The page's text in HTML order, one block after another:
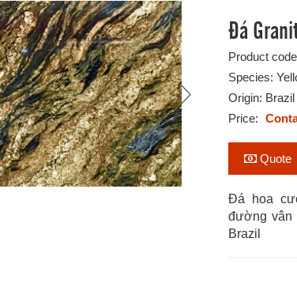
Đá
Product
Species:
Origin: Brazil
Price:
Quote
Đá hoa
đường vân
Brazil